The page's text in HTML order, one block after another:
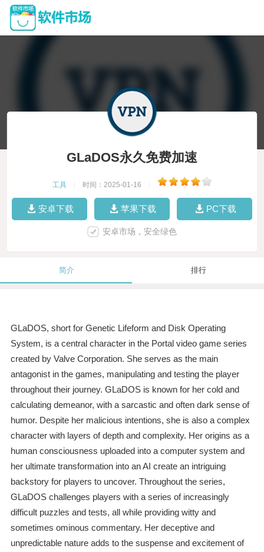
GLaDOS永久免费加速
工具 时间：2025-01-16
安卓下载 苹果下载 PC下载
安卓市场，安全绿色
简介 排行
GLaDOS, short for Genetic Lifeform and Disk Operating
System, is a central character in the Portal video game series
created by Valve Corporation. She serves as the main
antagonist in the games, manipulating and testing the player
throughout their journey. GLaDOS is known for her cold and
calculating demeanor, with a sarcastic and often dark sense of
humor. Despite her malicious intentions, she is also a complex
character with layers of depth and complexity. Her origins as a
human consciousness uploaded into a computer system and
her ultimate transformation into an AI create an intriguing
backstory for players to uncover. Throughout the series,
GLaDOS challenges players with a series of increasingly
difficult puzzles and tests, all while providing witty and
sometimes ominous commentary. Her deceptive and
unpredictable nature adds to the suspense and excitement of